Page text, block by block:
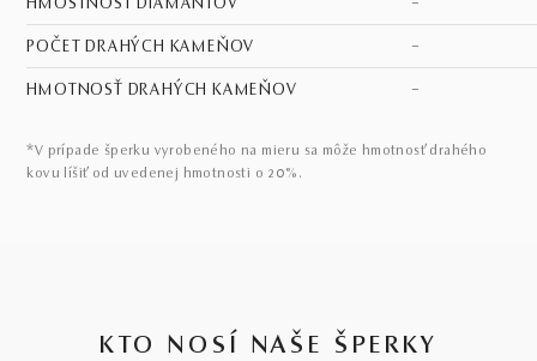
HMOSTNOSŤ DIAMANTOV –
POČET DRAHÝCH KAMEŇOV –
HMOTNOSŤ DRAHÝCH KAMEŇOV –
*V prípade šperku vyrobeného na mieru sa môže hmotnosť drahého
kovu líšiť od uvedenej hmotnosti o 20%.
KTO NOSÍ NAŠE ŠPERKY